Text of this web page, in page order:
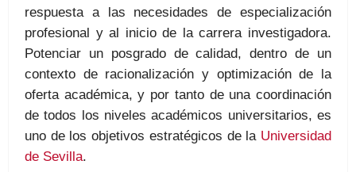
respuesta a las necesidades de especialización
profesional y al inicio de la carrera investigadora.
Potenciar un posgrado de calidad, dentro de un
contexto de racionalización y optimización de la
oferta académica, y por tanto de una coordinación
de todos los niveles académicos universitarios, es
uno de los objetivos estratégicos de la Universidad
de Sevilla.